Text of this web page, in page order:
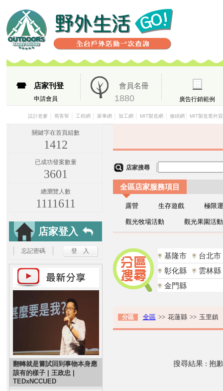
店家刊登
申請會員
會員名冊
1880 廣告行銷範例
設計老爹 窩客幫 工程網 家事網 加工網 MIT製造網 修繕網 MIT製造業外
關鍵字在首頁組數
1412
已成功發案數量
3601
總瀏覽人數
1111611
店家登入
忘記密碼
翻轉就是嘗試回到事物本身應
該有的樣子 | 王政忠 |
TEDxNCCUED
店家搜尋
全區店家服務項目
露營 生存遊戲 極限
觀光牧場活動 觀光果園活動
基隆市
台北市
彰化縣
雲林縣
金門縣
分區 全區 >> 花蓮縣 >> 玉里鎮
搜尋結果 : 抱